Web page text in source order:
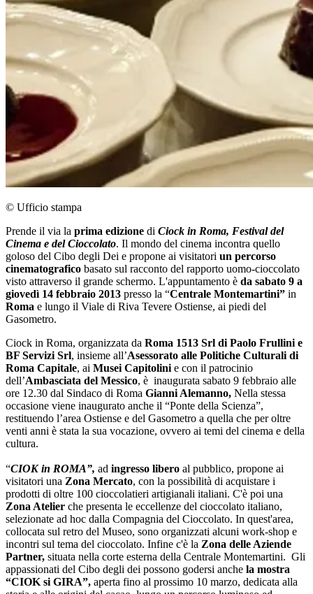
© Ufficio stampa
Prende il via la prima edizione di Ciock in Roma, Festival del
Cinema e del Cioccolato. Il mondo del cinema incontra quello
goloso del Cibo degli Dei e propone ai visitatori un percorso
cinematografico basato sul racconto del rapporto uomo-cioccolato
visto attraverso il grande schermo. L'appuntamento è da sabato 9 a
giovedì 14 febbraio 2013 presso la “Centrale Montemartini” in
Roma e lungo il Viale di Riva Tevere Ostiense, ai piedi del
Gasometro.
Ciock in Roma, organizzata da Roma 1513 Srl di Paolo Frullini e
BF Servizi Srl, insieme all’Asessorato alle Politiche Culturali di
Roma Capitale, ai Musei Capitolini e con il patrocinio
dell’Ambasciata del Messico, è inaugurata sabato 9 febbraio alle
ore 12.30 dal Sindaco di Roma Gianni Alemanno, Nella stessa
occasione viene inaugurato anche il “Ponte della Scienza”,
restituendo l’area Ostiense e del Gasometro a quella che per oltre
venti anni è stata la sua vocazione, ovvero ai temi del cinema e della
cultura.
“CIOK in ROMA”, ad ingresso libero al pubblico, propone ai
visitatori una Zona Mercato, con la possibilità di acquistare i
prodotti di oltre 100 cioccolatieri artigianali italiani. C'è poi una
Zona Atelier che presenta le eccellenze del cioccolato italiano,
selezionate ad hoc dalla Compagnia del Cioccolato. In quest'area,
collocata sul retro del Museo, sono organizzati alcuni work-shop e
incontri sul tema del cioccolato. Infine c'è la Zona delle Aziende
Partner, situata nella corte esterna della Centrale Montemartini. Gli
appassionati del Cibo degli dei possono godersi anche la mostra
“CIOK si GIRA”, aperta fino al prossimo 10 marzo, dedicata alla